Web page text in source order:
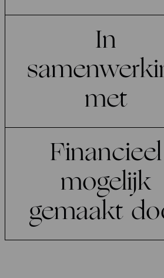
In
met
Financieel
mogelijk
gemaakt